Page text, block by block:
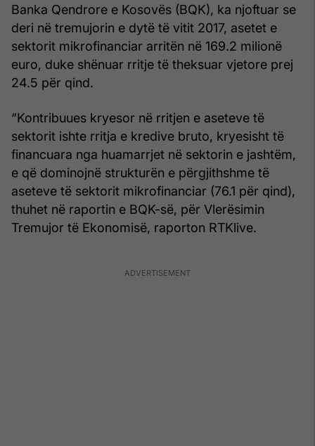
Banka Qendrore e Kosovës (BQK), ka njoftuar se
deri në tremujorin e dytë të vitit 2017, asetet e
sektorit mikrofinanciar arritën në 169.2 milionë
euro, duke shënuar rritje të theksuar vjetore prej
24.5 për qind.
“Kontribuues kryesor në rritjen e aseteve të
sektorit ishte rritja e kredive bruto, kryesisht të
financuara nga huamarrjet në sektorin e jashtëm,
e që dominojnë strukturën e përgjithshme të
aseteve të sektorit mikrofinanciar (76.1 për qind),
thuhet në raportin e BQK-së, për Vlerësimin
Tremujor të Ekonomisë, raporton RTKlive.